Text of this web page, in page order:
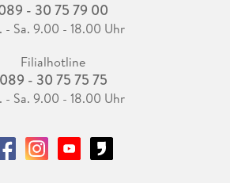
- 30 75 79 00
- Sa. 9.00 - 18.00 Uhr
Filialhotline
089 - 30 75 75 75
- Sa. 9.00 - 18.00 Uhr